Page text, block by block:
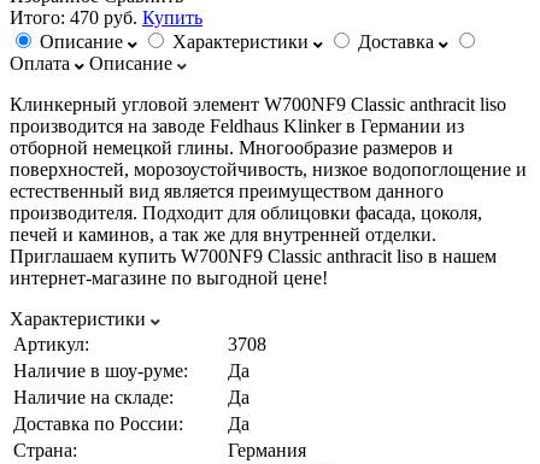
Итого: 470 руб. Купить
Описание
Характеристики
Доставка
Оплата
Описание
Клинкерный угловой элемент W700NF9 Classic anthracit liso
производится на заводе Feldhaus Klinker в Германии из
отборной немецкой глины. Многообразие размеров и
поверхностей, морозоустойчивость, низкое водопоглощение и
естественный вид является преимуществом данного
производителя. Подходит для облицовки фасада, цоколя,
печей и каминов, а так же для внутренней отделки.
Приглашаем купить W700NF9 Classic anthracit liso в нашем
интернет-магазине по выгодной цене!
Характеристики
Артикул:
3708
Наличие в шоу-руме:
Да
Наличие на складе:
Да
Доставка по России:
Да
Страна:
Германия